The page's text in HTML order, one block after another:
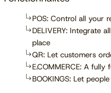
POS: Control all your
DELIVERY: Integrate
place
QR: Let customers
E.COMMERCE: A
BOOKINGS: Let